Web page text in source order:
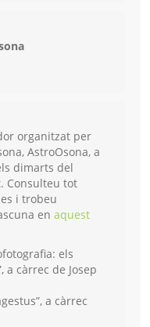
organitzat per
AstroOsona, a
dimarts del
Consulteu tot
i trobeu
en aquest
els
a càrrec de Josep
a càrrec